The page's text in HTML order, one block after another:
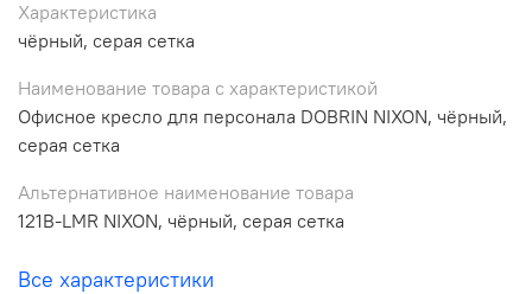
Характеристика
чёрный, серая сетка
Наименование товара с характеристикой
Офисное кресло для персонала DOBRIN NIXON, чёрный,
серая сетка
Альтернативное наименование товара
121B-LMR NIXON, чёрный, серая сетка
Все характеристики